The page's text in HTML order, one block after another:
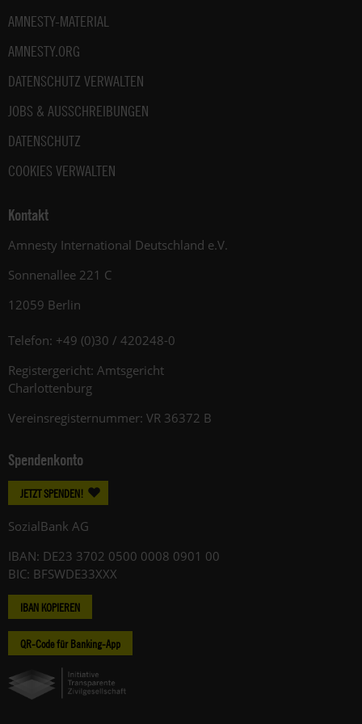
AMNESTY-MATERIAL
AMNESTY.ORG
DATENSCHUTZ VERWALTEN
JOBS & AUSSCHREIBUNGEN
DATENSCHUTZ
COOKIES VERWALTEN
Kontakt
Amnesty International Deutschland e.V.
Sonnenallee 221 C
12059 Berlin
Telefon: +49 (0)30 / 420248-0
Registergericht: Amtsgericht
Charlottenburg
Vereinsregisternummer: VR 36372 B
Spendenkonto
JETZT SPENDEN!
SozialBank AG
IBAN: DE23 3702 0500 0008 0901 00
BIC: BFSWDE33XXX
IBAN KOPIEREN
QR-Code für Banking-App